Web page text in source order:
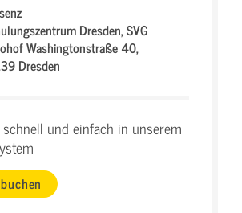
Dresden,SVG
Washingtonstraße 40,
Dresden
und einfach in unserem